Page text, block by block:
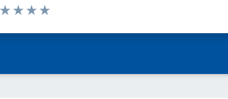
da 1 a 5 stelle la pagina